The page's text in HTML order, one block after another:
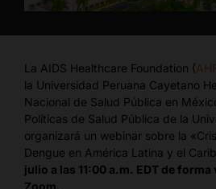
La AIDS Healthcare Foundation (
la Universidad Peruana Cayetano
Nacional de Salud Pública en
Políticas de Salud Pública de la
organizará un webinar sobre la
Dengue en América Latina y el
julio a las 11:00 a.m. EDT de
Zoom.